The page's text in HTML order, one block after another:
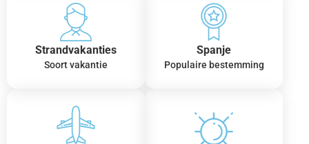
Strandvakanties
Soort vakantie
Spanje
Populaire bestemming